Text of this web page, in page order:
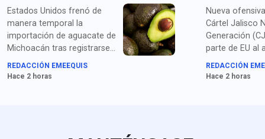
Estados Unidos frenó de
manera temporal la
importación de aguacate de
Michoacán tras registrarse
alertas de seguridad y
amenazas contra
REDACCIÓN EMEEQUIS
Hace 2 horas
Nueva
Cártel Jalisco
Generación
parte de EU al
cinco nuevas
penales
REDACCIÓN
Hace 2 horas